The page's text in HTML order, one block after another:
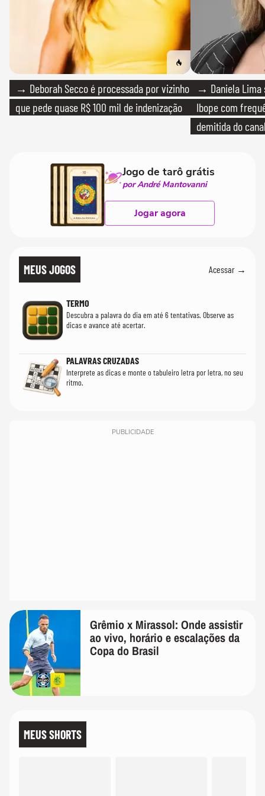
→ Deborah Secco é processada por vizinho
que pede quase R$ 100 mil de indenização
→ Daniela Lima
Ibope com
demitida do
Jogo de tarô grátis
por André Mantovanni
Jogar agora
MEUS JOGOS Acessar →
TERMO
Descubra a palavra do dia em até 6 tentativas. Observe as
dicas e avance até acertar.
PALAVRAS CRUZADAS
Interprete as dicas e monte o tabuleiro letra por letra, no seu
ritmo.
PUBLICIDADE
Grêmio x Mirassol: Onde assistir
ao vivo, horário e escalações da
Copa do Brasil
MEUS SHORTS